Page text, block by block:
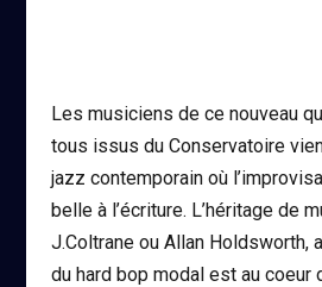
Les musiciens de ce nouveau
tous issus du Conservatoire
jazz contemporain où
belle à l’écriture. L’héritage de
J.Coltrane ou Allan Holdsworth,
du hard bop modal est au coeur